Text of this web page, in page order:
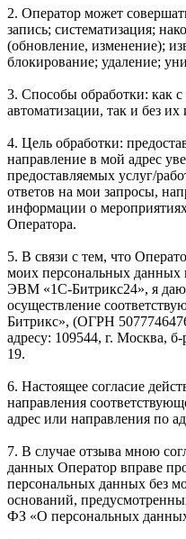
2. Оператор может
запись; систематизация;
(обновление, изменение);
блокирование; удаление;
3. Способы обработки: как с
автоматизации, так и без их
4. Цель обработки:
направление в мой адрес
предоставляемых услуг/
ответов на мои запросы,
информации о
Оператора.
5. В связи с тем, что
моих персональных данных
ЭВМ «1С-Битрикс24», я даю
осуществление
Битрикс», (ОГРН
адресу: 109544, г. Москва,
19.
6. Настоящее согласие
направления
адрес или направления по
7. В случае отзыва мною
данных Оператор вправе
персональных данных без
оснований,
ФЗ «О персональных